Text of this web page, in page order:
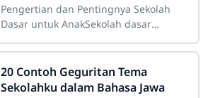
Pengertian dan Pentingnya Sekolah
Dasar untuk AnakSekolah dasar
pendidikan yang memiliki peranan
sangat besar dalam
20 Contoh Geguritan Tema
Sekolahku dalam Bahasa Jawa